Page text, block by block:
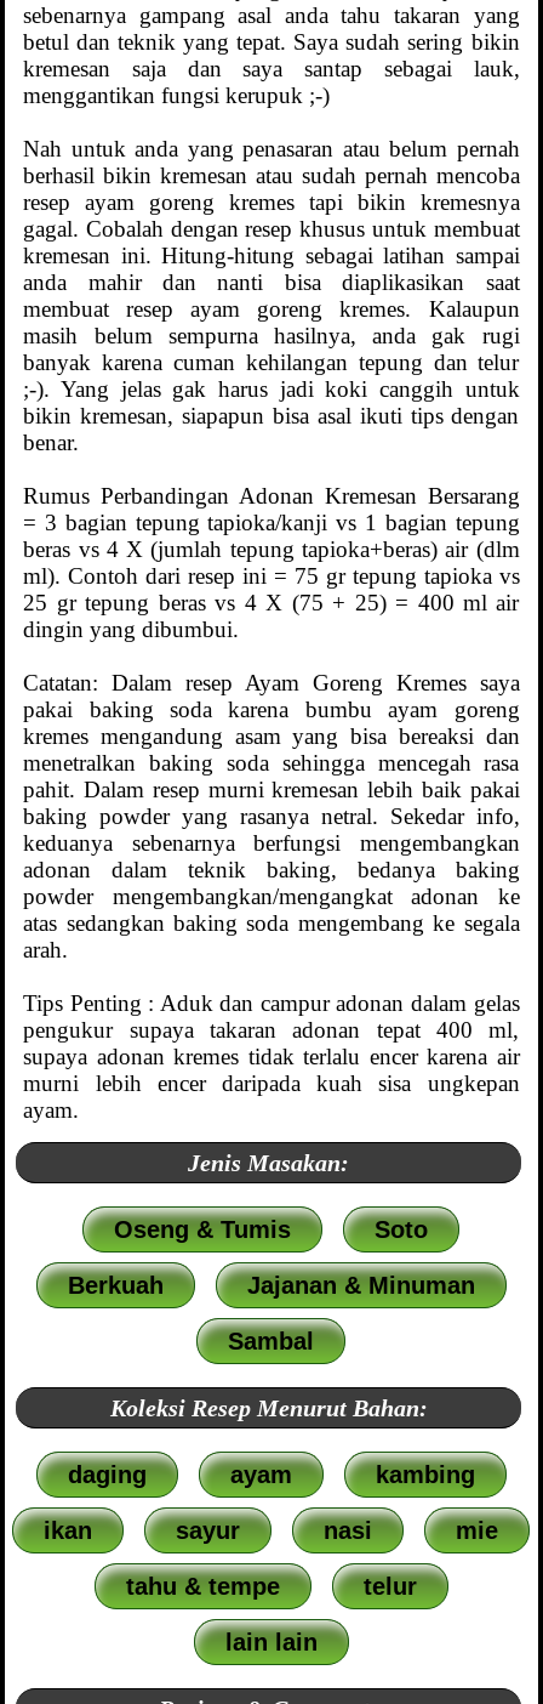
sebenarnya gampang asal anda tahu takaran yang
betul dan teknik yang tepat. Saya sudah sering bikin
kremesan saja dan saya santap sebagai lauk,
menggantikan fungsi kerupuk ;-)
Nah untuk anda yang penasaran atau belum pernah
berhasil bikin kremesan atau sudah pernah mencoba
resep ayam goreng kremes tapi bikin kremesnya
gagal. Cobalah dengan resep khusus untuk membuat
kremesan ini. Hitung-hitung sebagai latihan sampai
anda mahir dan nanti bisa diaplikasikan saat
membuat resep ayam goreng kremes. Kalaupun
masih belum sempurna hasilnya, anda gak rugi
banyak karena cuman kehilangan tepung dan telur
;-). Yang jelas gak harus jadi koki canggih untuk
bikin kremesan, siapapun bisa asal ikuti tips dengan
benar.
Rumus Perbandingan Adonan Kremesan Bersarang
= 3 bagian tepung tapioka/kanji vs 1 bagian tepung
beras vs 4 X (jumlah tepung tapioka+beras) air (dlm
ml). Contoh dari resep ini = 75 gr tepung tapioka vs
25 gr tepung beras vs 4 X (75 + 25) = 400 ml air
dingin yang dibumbui.
Catatan: Dalam resep Ayam Goreng Kremes saya
pakai baking soda karena bumbu ayam goreng
kremes mengandung asam yang bisa bereaksi dan
menetralkan baking soda sehingga mencegah rasa
pahit. Dalam resep murni kremesan lebih baik pakai
baking powder yang rasanya netral. Sekedar info,
keduanya sebenarnya berfungsi mengembangkan
adonan dalam teknik baking, bedanya baking
powder mengembangkan/mengangkat adonan ke
atas sedangkan baking soda mengembang ke segala
arah.
Tips Penting : Aduk dan campur adonan dalam gelas
pengukur supaya takaran adonan tepat 400 ml,
supaya adonan kremes tidak terlalu encer karena air
murni lebih encer daripada kuah sisa ungkepan
ayam.
Jenis Masakan:
Oseng & Tumis Soto
Berkuah Jajanan & Minuman
Sambal
Koleksi Resep Menurut Bahan:
daging ayam kambing
ikan sayur nasi mie
tahu & tempe telur
lain lain